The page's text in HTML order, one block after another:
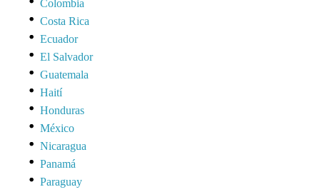
Colombia
Costa Rica
Ecuador
El Salvador
Guatemala
Haití
Honduras
México
Nicaragua
Panamá
Paraguay